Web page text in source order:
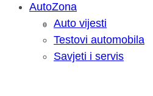
Savjetujemo:
AutoZona
Auto vijesti
Testovi automobila
Savjeti i servis